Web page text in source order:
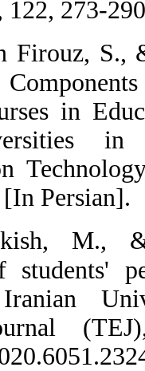
Education,
 Elahiyan
of Using
141-162.

in